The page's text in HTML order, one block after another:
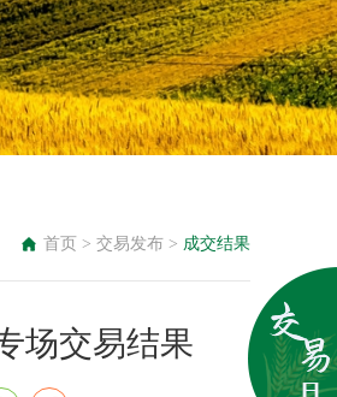
首页 > 交易发布 > 成交结果
场交易结果